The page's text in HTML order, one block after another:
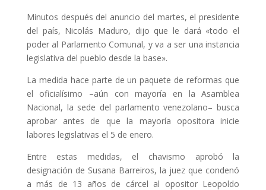
Minutos después del anuncio del martes, el presidente
del país, Nicolás Maduro, dijo que le dará «todo el
poder al Parlamento Comunal, y va a ser una instancia
legislativa del pueblo desde la base».
La medida hace parte de un paquete de reformas que
el oficialísimo –aún con mayoría en la Asamblea
Nacional, la sede del parlamento venezolano– busca
aprobar antes de que la mayoría opositora inicie
labores legislativas el 5 de enero.
Entre estas medidas, el chavismo aprobó la
designación de Susana Barreiros, la juez que condenó
a más de 13 años de cárcel al opositor Leopoldo